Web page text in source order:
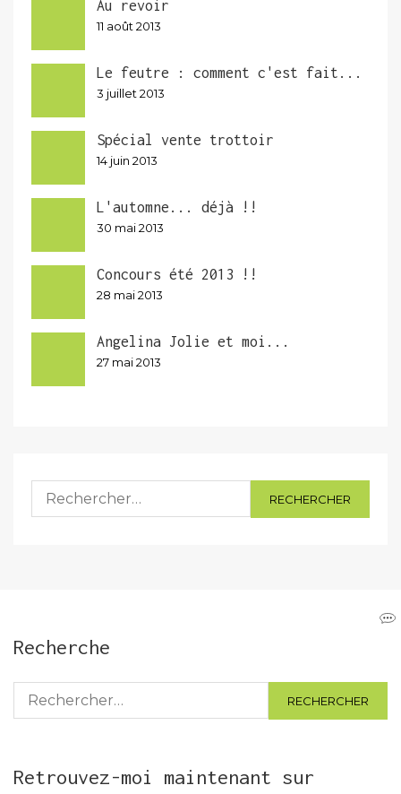
Au revoir
11 août 2013
Le feutre : comment c'est fait...
3 juillet 2013
Spécial vente trottoir
14 juin 2013
L'automne... déjà !!
30 mai 2013
Concours été 2013 !!
28 mai 2013
Angelina Jolie et moi...
27 mai 2013
Rechercher :
Recherche
Rechercher :
Retrouvez-moi maintenant sur